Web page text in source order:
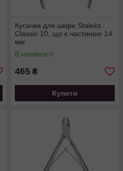
Кусачки для шкіри Staleks
Classic 10, що є частиною 14
мм
В наявності
465 ₴
Купити